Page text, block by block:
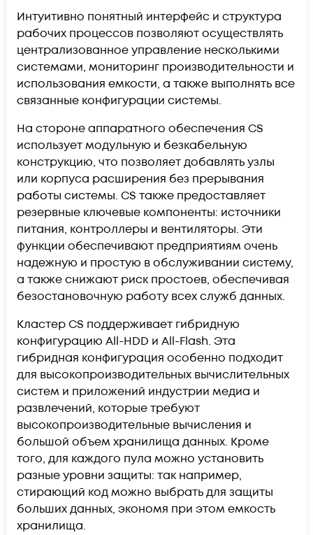
Интуитивно понятный интерфейс и структура
рабочих процессов позволяют осуществлять
централизованное управление несколькими
системами, мониторинг производительности и
использования емкости, а также выполнять все
связанные конфигурации системы.
На стороне аппаратного обеспечения CS
использует модульную и безкабельную
конструкцию, что позволяет добавлять узлы
или корпуса расширения без прерывания
работы системы. CS также предоставляет
резервные ключевые компоненты: источники
питания, контроллеры и вентиляторы. Эти
функции обеспечивают предприятиям очень
надежную и простую в обслуживании систему,
а также снижают риск простоев, обеспечивая
безостановочную работу всех служб данных.
Кластер CS поддерживает гибридную
конфигурацию All-HDD и All-Flash. Эта
гибридная конфигурация особенно подходит
для высокопроизводительных вычислительных
систем и приложений индустрии медиа и
развлечений, которые требуют
высокопроизводительные вычисления и
большой объем хранилища данных. Кроме
того, для каждого пула можно установить
разные уровни защиты: так например,
стирающий код можно выбрать для защиты
больших данных, экономя при этом емкость
хранилища.